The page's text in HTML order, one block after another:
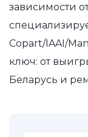
зависимости
Copart/IAAI/
ключ: от
Беларусь и